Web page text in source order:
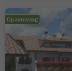
Op aanvraag